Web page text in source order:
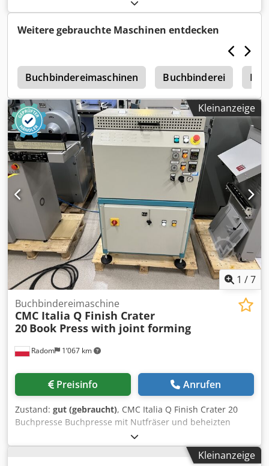
Reichweite: 1726mm
Weitere gebrauchte Maschinen entdecken
Buchbindereimaschinen Buchbinderei
Kleinanzeige
1 /7
Radom 1’067 km
Buchbindereimaschine
CMC Italia Q Finish Crater
20 Book Press with joint forming
Preisinfo Anrufen
Zustand: gut (gebraucht), CMC Italia Q Finish Crater 20
Buchpresse Buchpresse mit Nutfräser und beheizten
Pressplatten. Hergestellt von CMC, Italien. Technische
Daten: Maximales Format: 420 x 500 x 80 mm Gewicht: 420
kg Dkjdpfxozmu N Re Afqer Presskraft: 5.000 kg Integrierte
Kleinanzeige